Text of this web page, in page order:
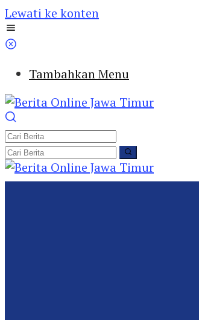
Lewati ke konten
Tambahkan Menu